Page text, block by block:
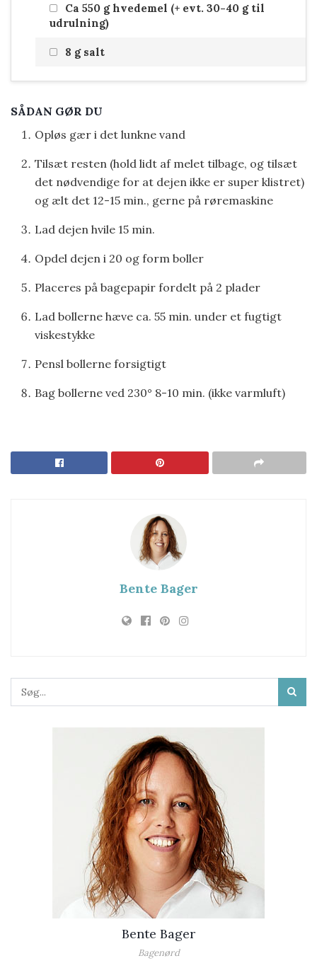
Ca 550 g hvedemel (+ evt. 30-40 g til
udrulning)
8 g salt
SÅDAN GØR DU
Opløs gær i det lunkne vand
Tilsæt resten (hold lidt af melet tilbage, og tilsæt
det nødvendige for at dejen ikke er super klistret)
og ælt det 12-15 min., gerne på røremaskine
Lad dejen hvile 15 min.
Opdel dejen i 20 og form boller
Placeres på bagepapir fordelt på 2 plader
Lad bollerne hæve ca. 55 min. under et fugtigt
viskestykke
Pensl bollerne forsigtigt
Bag bollerne ved 230° 8-10 min. (ikke varmluft)
Bente Bager
Bente Bager
Bagenørd